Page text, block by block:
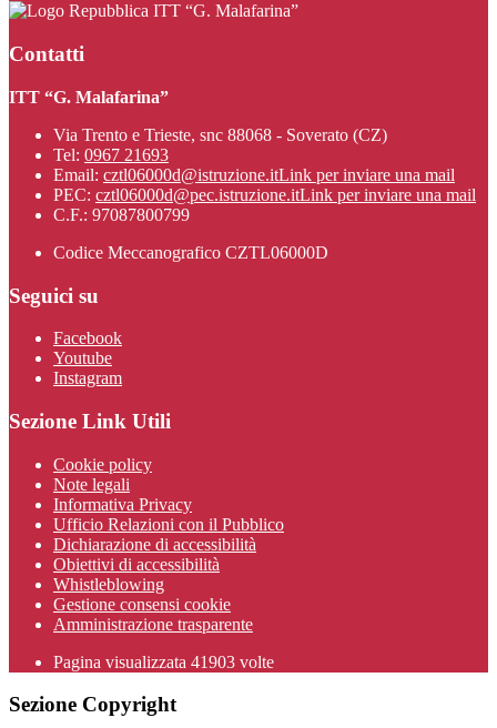
ITT “G. Malafarina”
Contatti
ITT “G. Malafarina”
Via Trento e Trieste, snc 88068 - Soverato (CZ)
Tel: 0967 21693
Email: cztl06000d@istruzione.itLink per inviare una mail
PEC: cztl06000d@pec.istruzione.itLink per inviare una mail
C.F.: 97087800799
Codice Meccanografico CZTL06000D
Seguici su
Facebook
Youtube
Instagram
Sezione Link Utili
Cookie policy
Note legali
Informativa Privacy
Ufficio Relazioni con il Pubblico
Dichiarazione di accessibilità
Obiettivi di accessibilità
Whistleblowing
Gestione consensi cookie
Amministrazione trasparente
Pagina visualizzata 41903 volte
Sezione Copyright